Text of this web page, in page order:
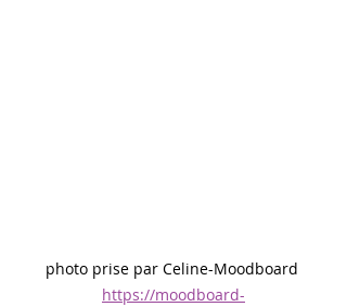
photo prise par Celine-Moodboard
https://moodboard-